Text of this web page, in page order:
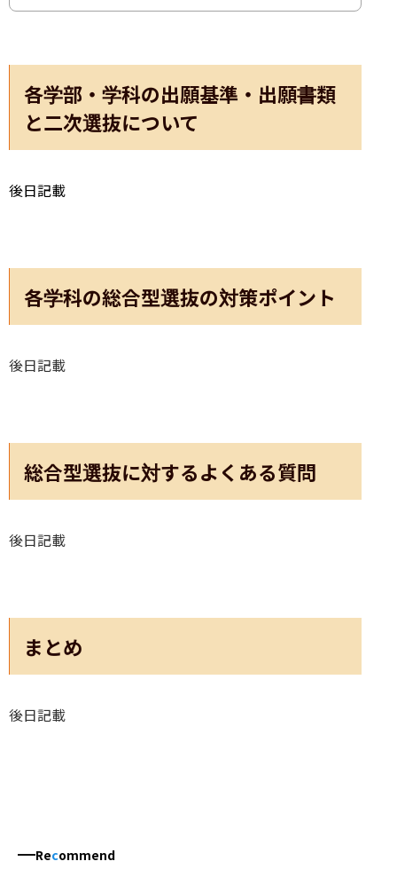
各学部・学科の出願基準・出願書類
と二次選抜について
後日記載
各学科の総合型選抜の対策ポイント
後日記載
総合型選抜に対するよくある質問
後日記載
まとめ
後日記載
Recommend